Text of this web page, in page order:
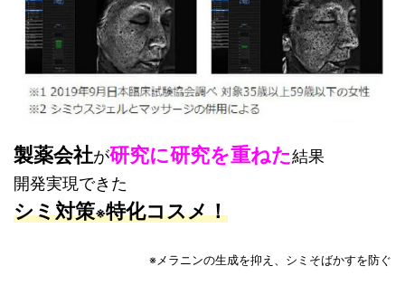
製薬会社が研究に研究を重ねた結果
開発実現できた
シミ対策※特化コスメ！
※メラニンの生成を抑え、シミそばかすを防ぐ